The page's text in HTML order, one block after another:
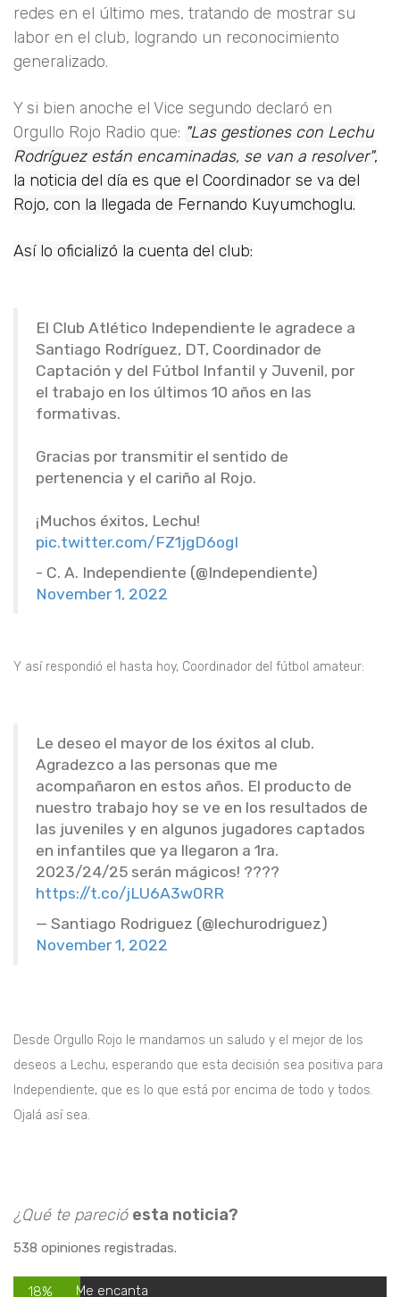
redes en el último mes, tratando de mostrar su
labor en el club, logrando un reconocimiento
generalizado.
Y si bien anoche el Vice segundo declaró en
Orgullo Rojo Radio que: "Las gestiones con Lechu
Rodríguez están encaminadas, se van a resolver",
la noticia del día es que el Coordinador se va del
Rojo, con la llegada de Fernando Kuyumchoglu.
Así lo oficializó la cuenta del club:
El Club Atlético Independiente le agradece a
Santiago Rodríguez, DT, Coordinador de
Captación y del Fútbol Infantil y Juvenil, por
el trabajo en los últimos 10 años en las
formativas.
Gracias por transmitir el sentido de
pertenencia y el cariño al Rojo.
¡Muchos éxitos, Lechu!
pic.twitter.com/FZ1jgD6ogI
- C. A. Independiente (@Independiente)
November 1, 2022
Y así respondió el hasta hoy, Coordinador del fútbol amateur:
Le deseo el mayor de los éxitos al club.
Agradezco a las personas que me
acompañaron en estos años. El producto de
nuestro trabajo hoy se ve en los resultados de
las juveniles y en algunos jugadores captados
en infantiles que ya llegaron a 1ra.
2023/24/25 serán mágicos! ????
https://t.co/jLU6A3w0RR
— Santiago Rodriguez (@lechurodriguez)
November 1, 2022
Desde Orgullo Rojo le mandamos un saludo y el mejor de los
deseos a Lechu, esperando que esta decisión sea positiva para
Independiente, que es lo que está por encima de todo y todos.
Ojalá así sea.
¿Qué te pareció esta noticia?
538 opiniones registradas.
18% Me encanta